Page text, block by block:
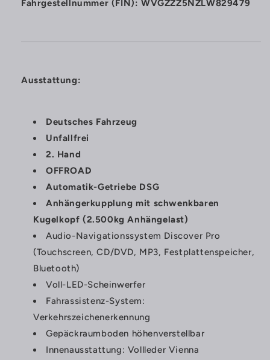
Fahrgestellnummer (FIN): WVGZZZ5NZLW829479
Ausstattung:
Deutsches Fahrzeug
Unfallfrei
2. Hand
OFFROAD
Automatik-Getriebe DSG
Anhängerkupplung mit schwenkbaren
Kugelkopf (2.500kg Anhängelast)
Audio-Navigationssystem Discover Pro
(Touchscreen, CD/DVD, MP3, Festplattenspeicher,
Bluetooth)
Voll-LED-Scheinwerfer
Fahrassistenz-System:
Verkehrszeichenerkennung
Gepäckraumboden höhenverstellbar
Innenausstattung: Vollleder Vienna